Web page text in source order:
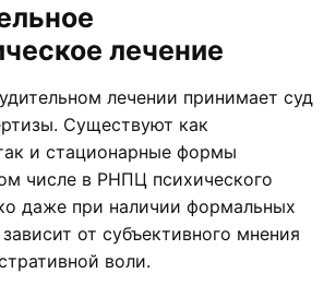
лечение
лечении принимает суд
Существуют как
и стационарные формы
числе в РНПЦ психического
даже при наличии формальных
от субъективного мнения
воли.